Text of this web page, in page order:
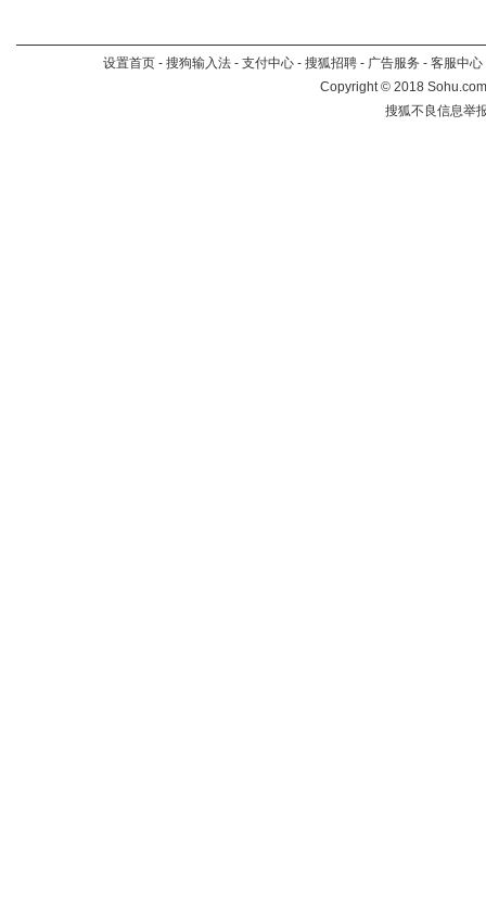
设置首页 - 搜狗输入法 - 支付中心 - 搜狐招聘 - 广告服务 - 客服中心
Copyright©2018
搜狐不良信息举